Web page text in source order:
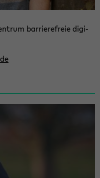
bar­rie­re­freie di­gi­